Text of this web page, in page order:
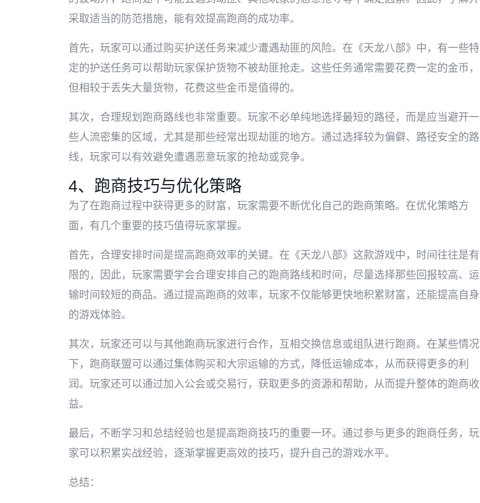
采取适当的防范措施，能有效提高跑商的成功率。
首先，玩家可以通过购买护送任务来减少遭遇劫匪的风险。在《天龙八部》中，有一些特
定的护送任务可以帮助玩家保护货物不被劫匪抢走。这些任务通常需要花费一定的金币，
但相较于丢失大量货物，花费这些金币是值得的。
其次，合理规划跑商路线也非常重要。玩家不必单纯地选择最短的路径，而是应当避开一
些人流密集的区域，尤其是那些经常出现劫匪的地方。通过选择较为偏僻、路径安全的路
线，玩家可以有效避免遭遇恶意玩家的抢劫或竞争。
4、跑商技巧与优化策略
为了在跑商过程中获得更多的财富，玩家需要不断优化自己的跑商策略。在优化策略方
面，有几个重要的技巧值得玩家掌握。
首先，合理安排时间是提高跑商效率的关键。在《天龙八部》这款游戏中，时间往往是有
限的，因此，玩家需要学会合理安排自己的跑商路线和时间，尽量选择那些回报较高、运
输时间较短的商品。通过提高跑商的效率，玩家不仅能够更快地积累财富，还能提高自身
的游戏体验。
其次，玩家还可以与其他跑商玩家进行合作，互相交换信息或组队进行跑商。在某些情况
下，跑商联盟可以通过集体购买和大宗运输的方式，降低运输成本，从而获得更多的利
润。玩家还可以通过加入公会或交易行，获取更多的资源和帮助，从而提升整体的跑商收
益。
最后，不断学习和总结经验也是提高跑商技巧的重要一环。通过参与更多的跑商任务，玩
家可以积累实战经验，逐渐掌握更高效的技巧，提升自己的游戏水平。
总结：